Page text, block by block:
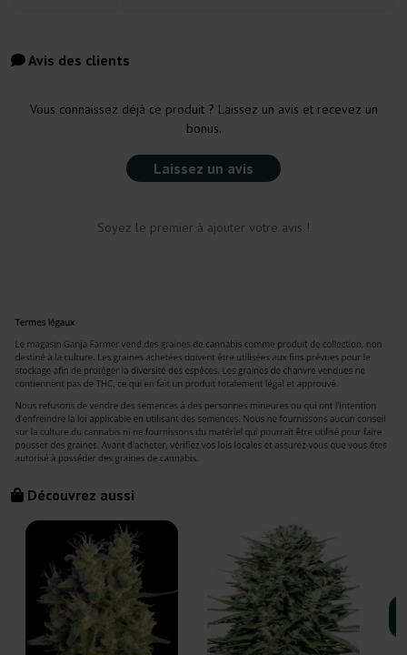
Avis des clients
Vous connaissez déjà ce produit ? Laissez un avis et recevez un
bonus.
Laissez un avis
Soyez le premier à ajouter votre avis !
Découvrez aussi